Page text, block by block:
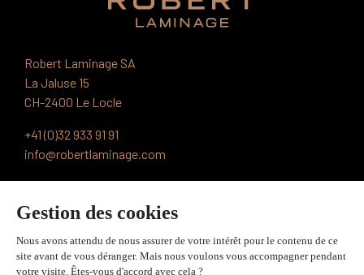
Robert Laminage SA
La Jaluse 15
CH-2400 Le Locle
+41 (0)32 933 91 91
info@robertlaminage.com
APPLICATIONS
QUALITÉ ET ENVIRONNEMENT
NOTRE ENTREPRISE